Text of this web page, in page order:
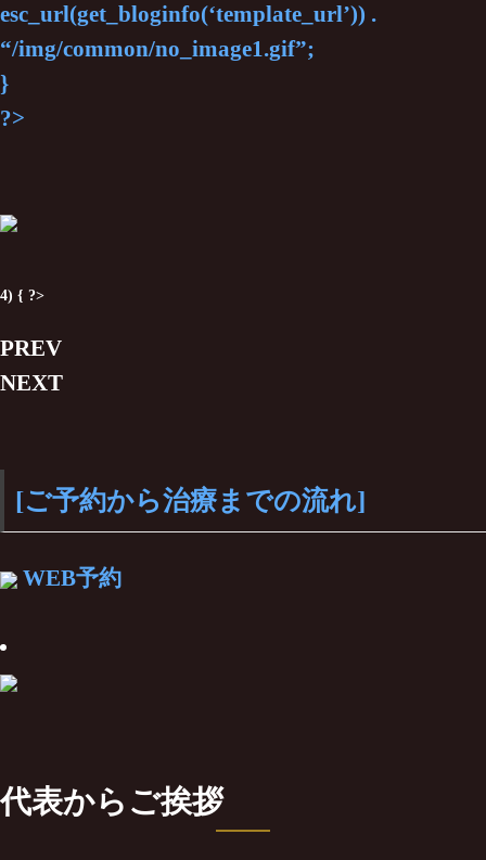
esc_url(get_bloginfo(‘template_url’)) .
“/img/common/no_image1.gif”;
}
?>
4) { ?>
PREV
NEXT
[ご予約から治療までの流れ]
WEB予約
代表からご挨拶